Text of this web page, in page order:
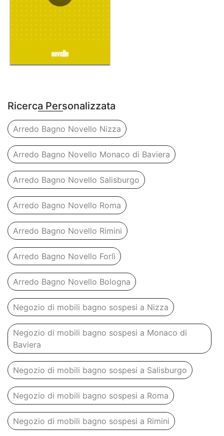
Ricerca Personalizzata
Arredo Bagno Novello Nizza
Arredo Bagno Novello Monaco di Baviera
Arredo Bagno Novello Salisburgo
Arredo Bagno Novello Roma
Arredo Bagno Novello Rimini
Arredo Bagno Novello Forlì
Arredo Bagno Novello Bologna
Negozio di mobili bagno sospesi a Nizza
Negozio di mobili bagno sospesi a Monaco di
Baviera
Negozio di mobili bagno sospesi a Salisburgo
Negozio di mobili bagno sospesi a Roma
Negozio di mobili bagno sospesi a Rimini